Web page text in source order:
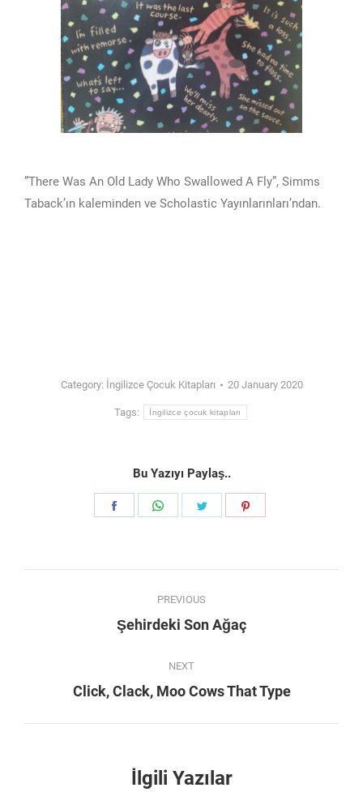
”There Was An Old Lady Who Swallowed A Fly”, Simms
Taback’ın kaleminden ve Scholastic Yayınlarınları’ndan.
Category: İngilizce Çocuk Kitapları 20 January 2020
Tags: İngilizce çocuk kitapları
Bu Yazıyı Paylaş..
Share
navigation
PREVIOUS
Previous
Şehirdeki Son Ağaç
NEXT
Next
Click, Clack, Moo Cows That Type
İlgili Yazılar